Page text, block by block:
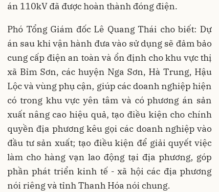
án 110kV đã được hoàn thành đóng điện.
Phó Tổng Giám đốc Lê Quang Thái cho biết: Dự
án sau khi vận hành đưa vào sử dụng sẽ đảm bảo
cung cấp điện an toàn và ổn định cho khu vực thị
xã Bỉm Sơn, các huyện Nga Sơn, Hà Trung, Hậu
Lộc và vùng phụ cận, giúp các doanh nghiệp hiện
có trong khu vực yên tâm và có phương án sản
xuất nâng cao hiệu quả, tạo điều kiện cho chính
quyền địa phương kêu gọi các doanh nghiệp vào
đầu tư sản xuất; tạo điều kiện để giải quyết việc
làm cho hàng vạn lao động tại địa phương, góp
phần phát triển kinh tế - xã hội các địa phương
nói riêng và tỉnh Thanh Hóa nói chung.